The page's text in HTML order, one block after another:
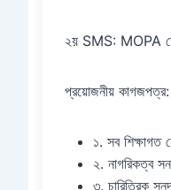
২য় SMS: MOPA
প্রয়োজনীয় কাগজপত্র:
১. সব শিক্ষাগত
২. নাগরিকত্ব
৩. চারিত্রিক